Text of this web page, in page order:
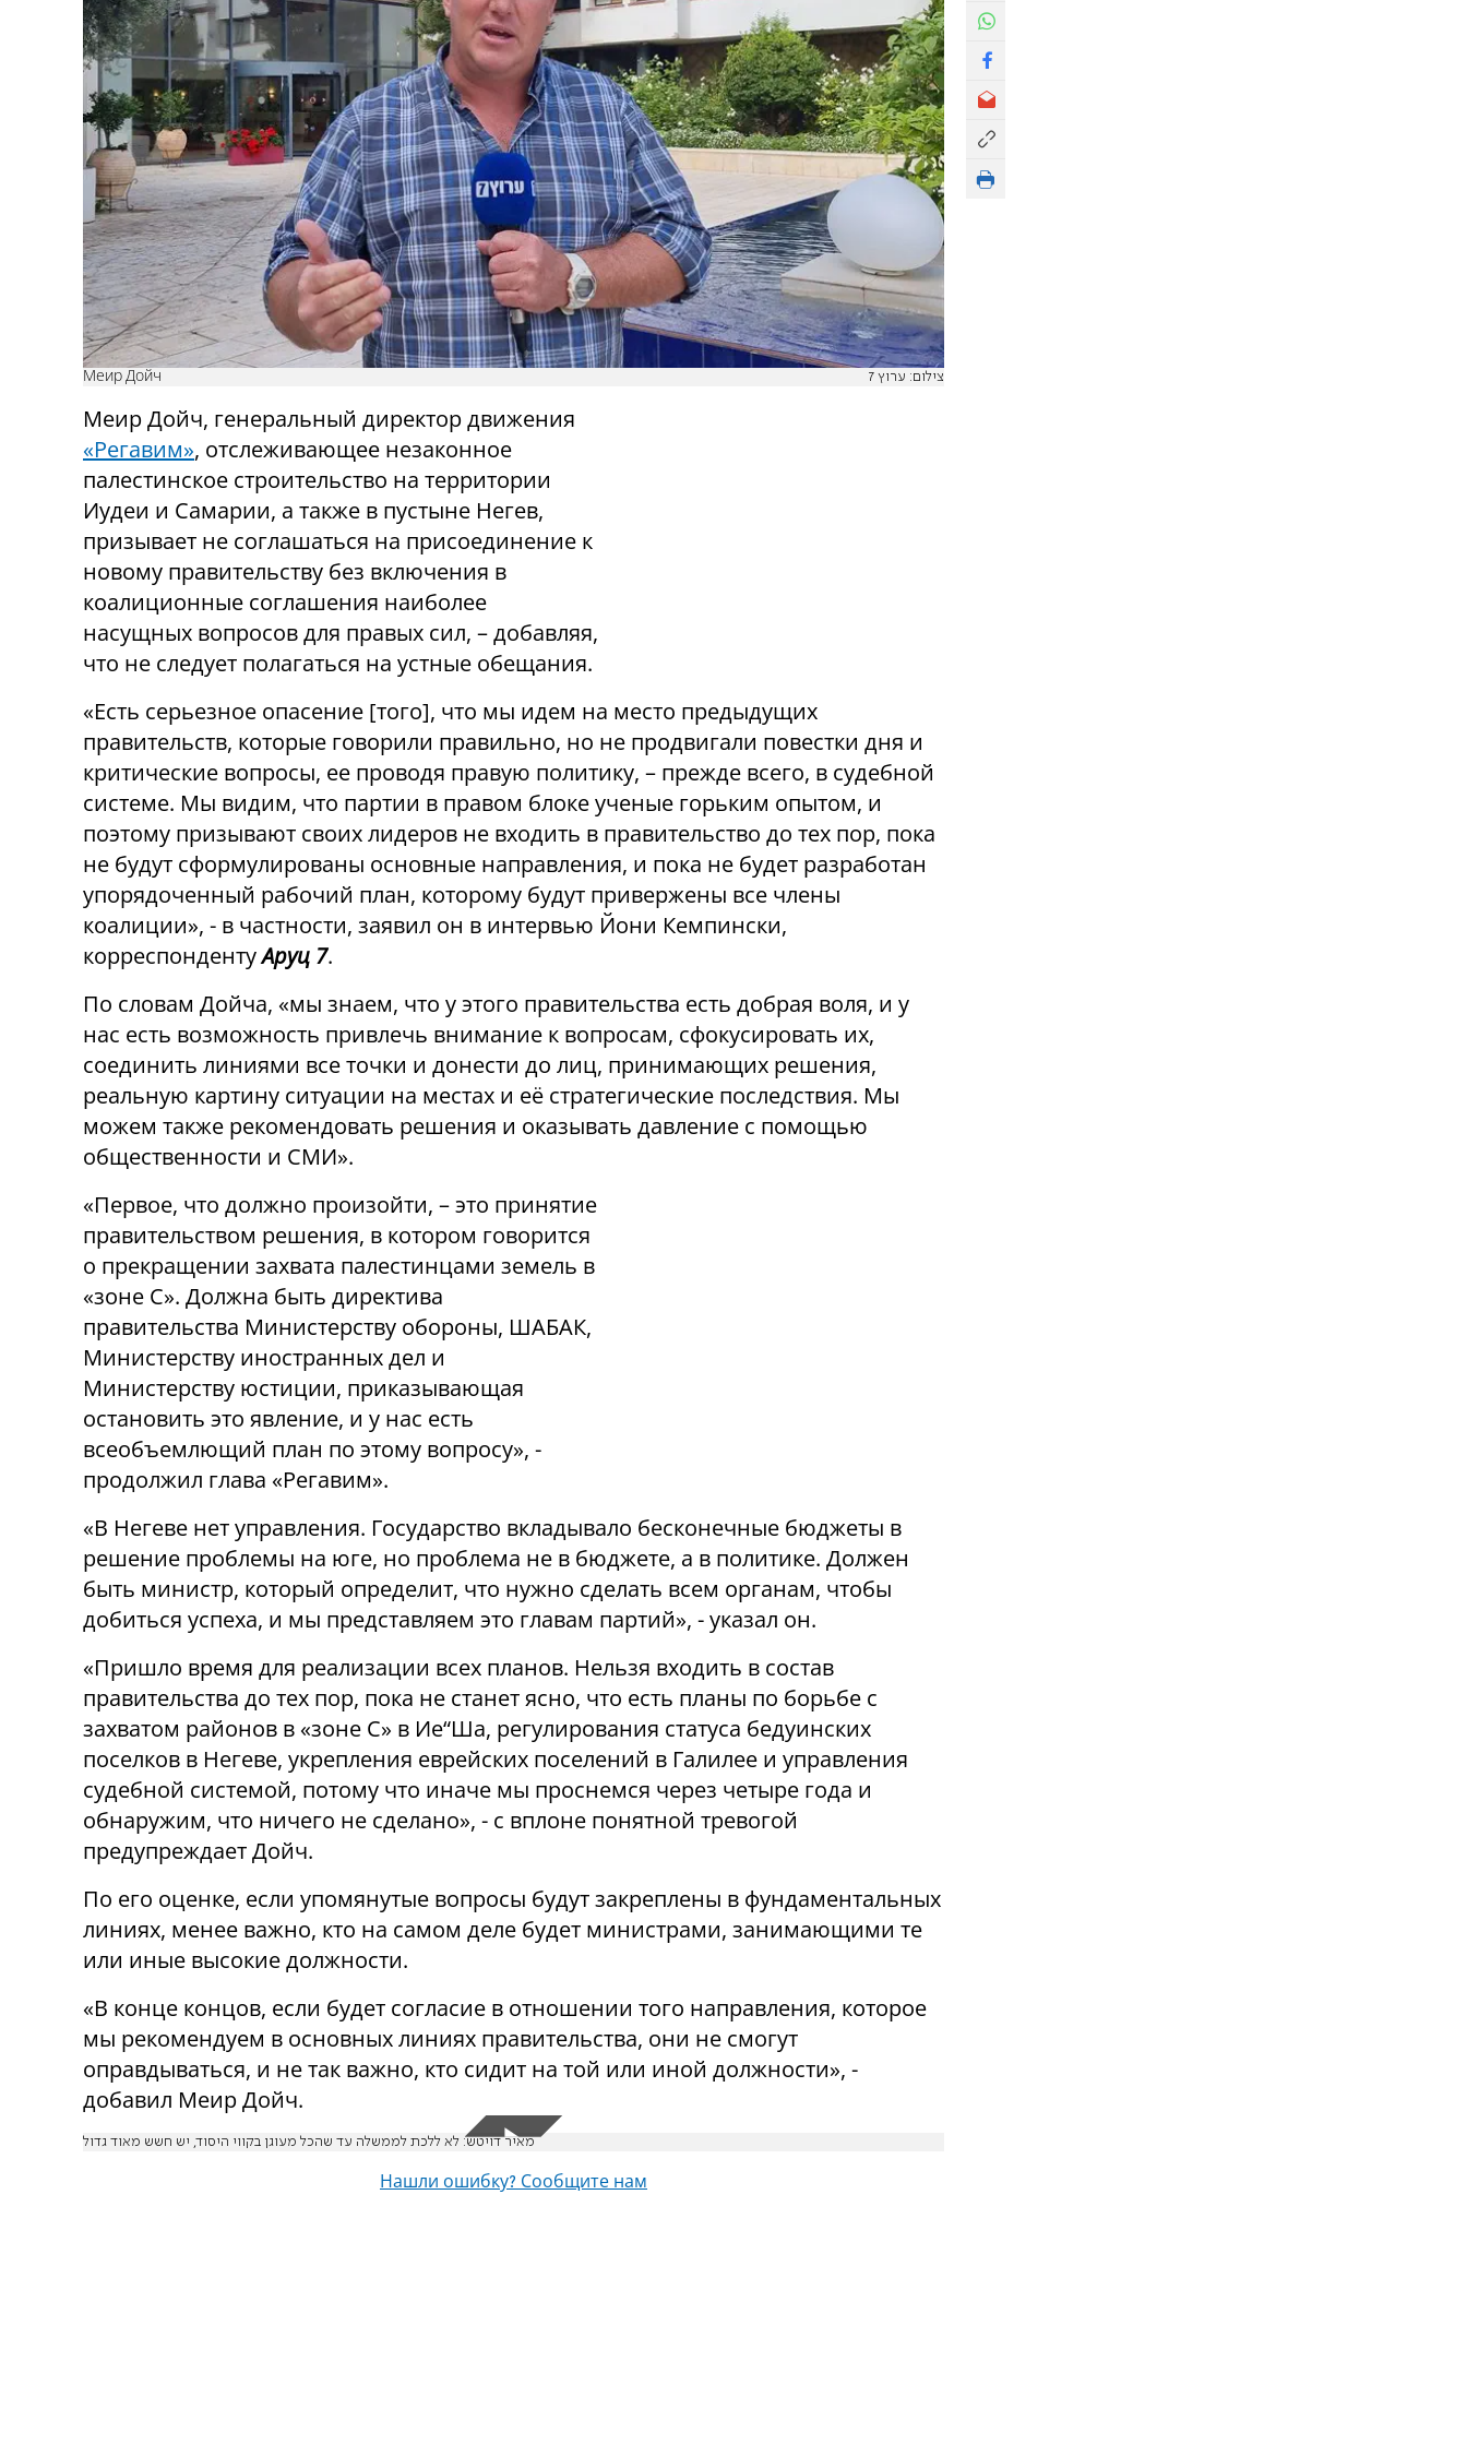
Меир Дойч צילום: ערוץ 7
Меир Дойч, генеральный директор движения
«Регавим», отслеживающее незаконное
палестинское строительство на территории
Иудеи и Самарии, а также в пустыне Негев,
призывает не соглашаться на присоединение к
новому правительству без включения в
коалиционные соглашения наиболее
насущных вопросов для правых сил, – добавляя,
что не следует полагаться на устные обещания.
«Есть серьезное опасение [того], что мы идем на место предыдущих
правительств, которые говорили правильно, но не продвигали повестки дня и
критические вопросы, ее проводя правую политику, – прежде всего, в судебной
системе. Мы видим, что партии в правом блоке ученые горьким опытом, и
поэтому призывают своих лидеров не входить в правительство до тех пор, пока
не будут сформулированы основные направления, и пока не будет разработан
упорядоченный рабочий план, которому будут привержены все члены
коалиции», - в частности, заявил он в интервью Йони Кемпински,
корреспондентуАруц 7.
По словам Дойча, «мы знаем, что у этого правительства есть добрая воля, и у
нас есть возможность привлечь внимание к вопросам, сфокусировать их,
соединить линиями все точки и донести до лиц, принимающих решения,
реальную картину ситуации на местах и ​её стратегические последствия. Мы
можем также рекомендовать решения и оказывать давление с помощью
общественности и СМИ».
«Первое, что должно произойти, – это принятие
правительством решения, в котором говорится
о прекращении захвата палестинцами земель в
«зоне С». Должна быть директива
правительства Министерству обороны, ШАБАК,
Министерству иностранных дел и
Министерству юстиции, приказывающая
остановить это явление, и у нас есть
всеобъемлющий план по этому вопросу», -
продолжил глава «Регавим».
«В Негеве нет управления. Государство вкладывало бесконечные бюджеты в
решение проблемы на юге, но проблема не в бюджете, а в политике. Должен
быть министр, который определит, что нужно сделать всем органам, чтобы
добиться успеха, и мы представляем это главам партий», - указал он.
«Пришло время для реализации всех планов. Нельзя входить в состав
правительства до тех пор, пока не станет ясно, что есть планы по борьбе с
захватом районов в «зоне С» в Ие“Ша, регулирования статуса бедуинских
поселков в Негеве, укрепления еврейских поселений в Галилее и управления
судебной системой, потому что иначе мы проснемся через четыре года и
обнаружим, что ничего не сделано», - с вплоне понятной тревогой
предупреждает Дойч.
По его оценке, если упомянутые вопросы будут закреплены в фундаментальных
линиях, менее важно, кто на самом деле будет министрами, занимающими те
или иные высокие должности.
«В конце концов, если будет согласие в отношении того направления, которое
мы рекомендуем в основных линиях правительства, они не смогут
оправдываться, и не так важно, кто сидит на той или иной должности», -
добавил Меир Дойч.
מאיר דויטש: לא ללכת לממשלה עד שהכל מעוגן בקווי היסוד, יש חשש מאוד גדול
Нашли ошибку? Сообщите нам